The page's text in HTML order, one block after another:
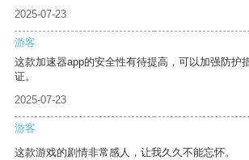
2025-07-23
游客
这款加速器app的安全性有待提高，可以加强防护
证。
2025-07-23
游客
这款游戏的剧情非常感人，让我久久不能忘怀。